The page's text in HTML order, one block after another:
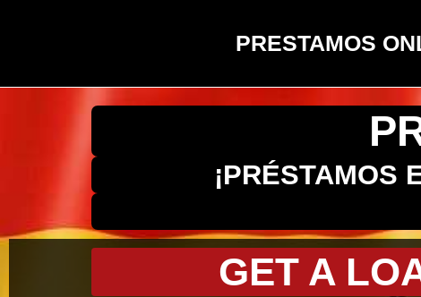
PRESTAMOS
¡PRÉSTAMOS
GET A